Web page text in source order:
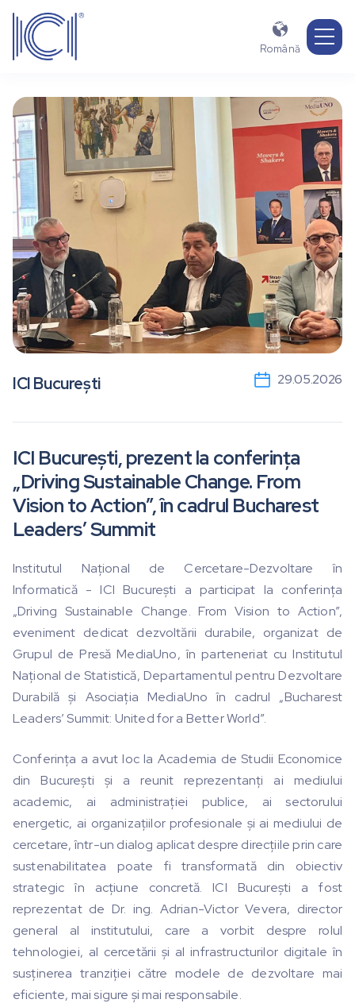

Română
ICI București 29.05.2026
ICI București, prezent la conferința
„Driving Sustainable Change. From
Vision to Action”, în cadrul Bucharest
Leaders’ Summit
Institutul Național de Cercetare-Dezvoltare în
Informatică - ICI București a participat la conferința
„Driving Sustainable Change. From Vision to Action”,
eveniment dedicat dezvoltării durabile, organizat de
Grupul de Presă MediaUno, în parteneriat cu Institutul
Național de Statistică, Departamentul pentru Dezvoltare
Durabilă și Asociația MediaUno în cadrul „Bucharest
Leaders’ Summit: United for a Better World”.
Conferința a avut loc la Academia de Studii Economice
din București și a reunit reprezentanți ai mediului
academic, ai administrației publice, ai sectorului
energetic, ai organizațiilor profesionale și ai mediului de
cercetare, într-un dialog aplicat despre direcțiile prin care
sustenabilitatea poate fi transformată din obiectiv
strategic în acțiune concretă. ICI București a fost
reprezentat de Dr. ing. Adrian-Victor Vevera, director
general al institutului, care a vorbit despre rolul
tehnologiei, al cercetării și al infrastructurilor digitale în
susținerea tranziției către modele de dezvoltare mai
eficiente, mai sigure și mai responsabile.